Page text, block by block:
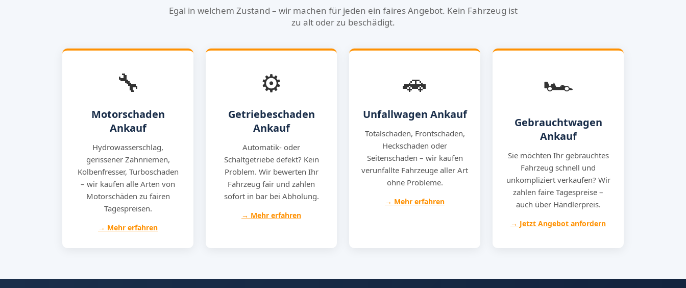
Egal in welchem Zustand – wir machen für jeden ein faires Angebot. Kein Fahrzeug ist
zu alt oder zu beschädigt.
🔧
Motorschaden
Ankauf
Hydrowasserschlag,
gerissener Zahnriemen,
Kolbenfresser, Turboschaden
– wir kaufen alle Arten von
Motorschäden zu fairen
Tagespreisen.
→ Mehr erfahren
⚙️
Getriebeschaden
Ankauf
Automatik- oder
Schaltgetriebe defekt? Kein
Problem. Wir bewerten Ihr
Fahrzeug fair und zahlen
sofort in bar bei Abholung.
→ Mehr erfahren
🚗
Unfallwagen Ankauf
Totalschaden, Frontschaden,
Heckschaden oder
Seitenschaden – wir kaufen
verunfallte Fahrzeuge aller Art
ohne Probleme.
→ Mehr erfahren
🏎️
Gebrauchtwagen
Ankauf
Sie möchten Ihr gebrauchtes
Fahrzeug schnell und
unkompliziert verkaufen? Wir
zahlen faire Tagespreise –
auch über Händlerpreis.
→ Jetzt Angebot anfordern